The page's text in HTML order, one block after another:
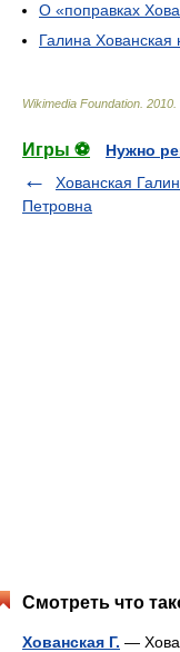
О «поправках
Галина
Wikimedia Foundation 2010
Игры ⚽
Нужно
Хованская
Петровна
Смотреть что
Хованская Г. —